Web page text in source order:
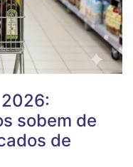
sobem de
de